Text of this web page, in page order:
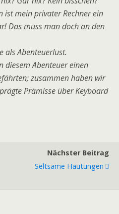
ist mein privater Rechner ein
Das muss man doch an den
als Abenteuerlust.
diesem Abenteuer einen
zusammen haben wir
Prämisse über Keyboard
Nächster Beitrag
Seltsame Häutungen